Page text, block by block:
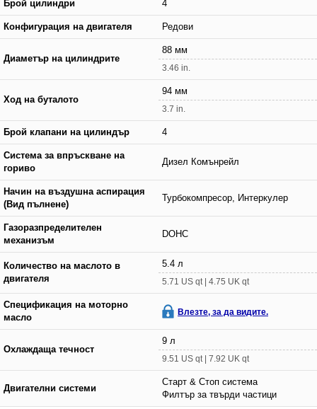
Брой цилиндри 4
Конфигурация на двигателя Редови
Диаметър на цилиндрите
88 мм
3.46 in.
Ход на буталото
94 мм
3.7 in.
Брой клапани на цилиндър 4
Система за впръскване на
гориво
Дизел Комънрейл
Начин на въздушна аспирация
(Вид пълнене)
Турбокомпресор, Интеркулер
Газоразпределителен
механизъм
DOHC
Количество на маслото в
двигателя
5.4 л
5.71 US qt | 4.75 UK qt
Спецификация на моторно
масло
Влезте, за да видите.
Охлаждаща течност
9 л
9.51 US qt | 7.92 UK qt
Двигателни системи
Старт & Стоп система
Филтър за твърди частици